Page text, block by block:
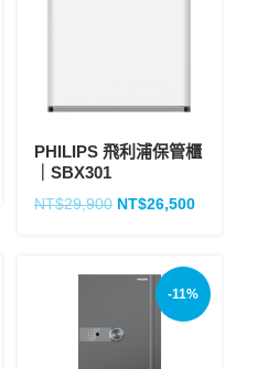
PHILIPS 飛利浦保管櫃
｜SBX301
NT$29,900 NT$26,500
-11%